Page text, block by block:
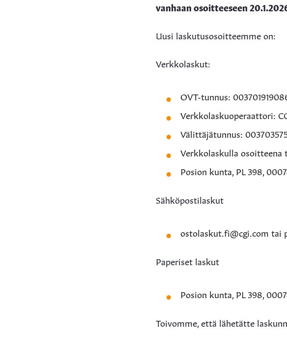
vanhaan osoitteeseen
Uusi laskutusosoitteemme on:
Verkkolaskut:
OVT-tunnus:
Verkkolaskuoperaattori:
Välittäjätunnus:
Verkkolaskulla osoitteena
Posion kunta, PL 398,
Sähköpostilaskut
ostolaskut.fi@cgi.com tai
Paperiset laskut
Posion kunta, PL 398,
Toivomme, että lähetätte